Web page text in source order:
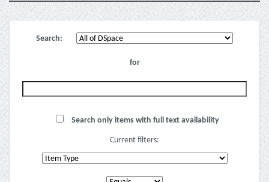
Search:
for
Search only items with full text availability
Current filters: